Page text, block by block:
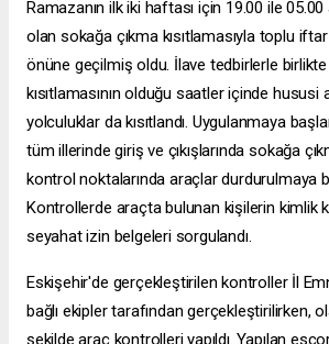
Ramazanın ilk iki haftası için 19.00 ile
olan sokağa çıkma kısıtlamasıyla toplu
önüne geçilmiş oldu. İlave tedbirlerle
kısıtlamasının olduğu saatler içinde hususi
yolculuklar da kısıtlandı. Uygulanmaya
tüm illerinde giriş ve çıkışlarında sokağa
kontrol noktalarında araçlar durdurulmaya
Kontrollerde araçta bulunan kişilerin kimlik
seyahat izin belgeleri sorgulandı.
Eskişehir'de gerçekleştirilen kontroller İl
bağlı ekipler tarafından gerçekleştirilirken,
şekilde araç kontrolleri yapıldı. Yapılan